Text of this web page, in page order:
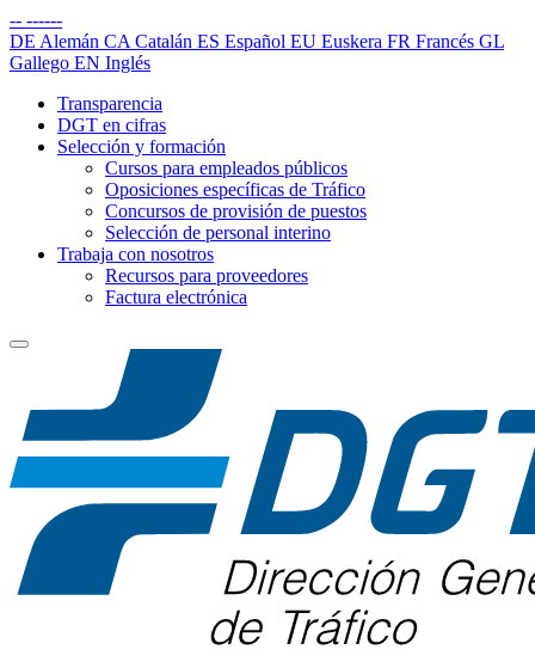
-- ------
DE Alemán CA Catalán ES Español EU Euskera FR Francés GL
Gallego EN Inglés
Transparencia
DGT en cifras
Selección y formación
Cursos para empleados públicos
Oposiciones específicas de Tráfico
Concursos de provisión de puestos
Selección de personal interino
Trabaja con nosotros
Recursos para proveedores
Factura electrónica